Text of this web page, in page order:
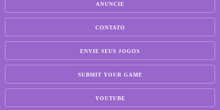
ANUNCIE
CONTATO
ENVIE SEUS JOGOS
SUBMIT YOUR GAME
YOUTUBE